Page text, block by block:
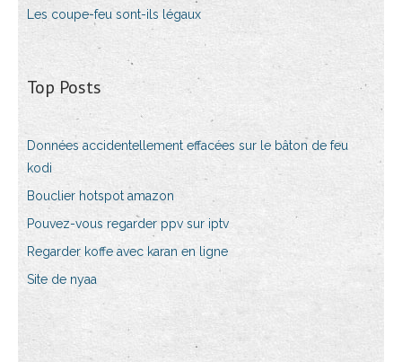
Les coupe-feu sont-ils légaux
Top Posts
Données accidentellement effacées sur le bâton de feu
kodi
Bouclier hotspot amazon
Pouvez-vous regarder ppv sur iptv
Regarder koffe avec karan en ligne
Site de nyaa